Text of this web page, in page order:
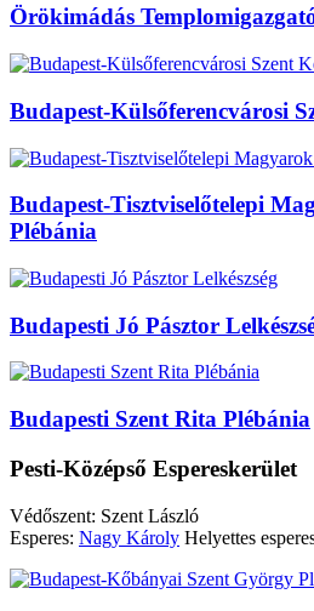
Örökimádás
Budapest-Külsőferencvárosi
Budapest-Tisztviselőtelepi
Plébánia
Budapesti Jó Pásztor
Budapesti Szent Rita Plébánia
Pesti-Középső Espereskerület
Védőszent: Szent László
Esperes: Nagy Károly Helyettes